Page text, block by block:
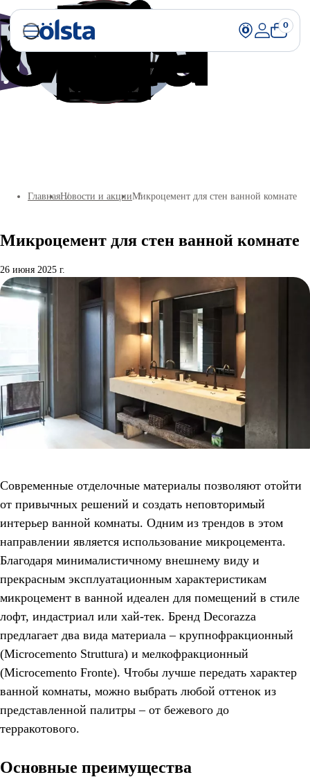
0
ГлавнаяНовости и акцииМикроцемент для стен ванной комнате
26 июня 2025 г.
Микроцемент для стен ванной комнате
Современные отделочные материалы позволяют отойти
от привычных решений и создать неповторимый
интерьер ванной комнаты. Одним из трендов в этом
направлении является использование микроцемента.
Благодаря минималистичному внешнему виду и
прекрасным эксплуатационным характеристикам
микроцемент в ванной идеален для помещений в стиле
лофт, индастриал или хай-тек. Бренд Decorazza
предлагает два вида материала – крупнофракционный
(Microcemento Struttura) и мелкофракционный
(Microcemento Fronte). Чтобы лучше передать характер
ванной комнаты, можно выбрать любой оттенок из
представленной палитры – от бежевого до
терракотового.
Основные преимущества